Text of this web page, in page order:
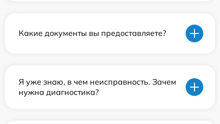
Какие документы вы предоставляете?
Я уже знаю, в чем неисправность. Зачем
нужна диагностика?